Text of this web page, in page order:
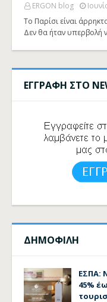
ERGON blog
Το Παρίσι είναι
Δεν θα ήταν υπερβολή
ΕΓΓΡΑΦΗ ΣΤΟ
ΔΗΜΟΦΙΛΗ
ΕΣΠΑ:
45%